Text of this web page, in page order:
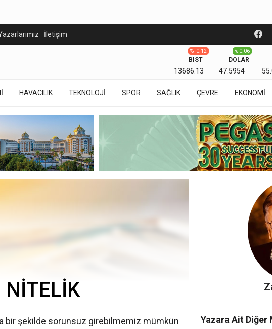
İletişim
BIST
13686.13
% -0.12
DOLAR
47.5954
% 0.06
HAVACILIK TEKNOLOJİ SPOR SAĞLIK ÇEVRE EKONOMİ
NİTELİK
bir şekilde sorunsuz girebilmemiz mümkün
Yazara Ait Diğer